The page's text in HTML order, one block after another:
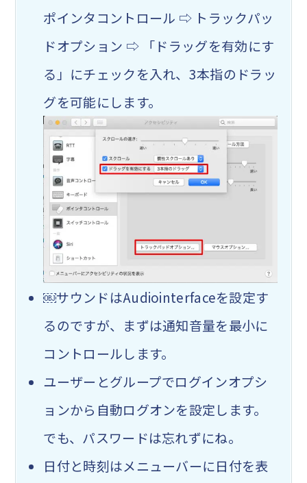
ポインタコントロール ⇨ トラックパッ
ドオプション ⇨ 「ドラッグを有効にす
る」にチェックを入れ、3本指のドラッ
グを可能にします。
￼サウンドはAudiointerfaceを設定す
るのですが、まずは通知音量を最小に
コントロールします。
ユーザーとグループでログインオプシ
ョンから自動ログオンを設定します。
でも、 パスワードは忘れずにね。
日付と時刻はメニューバーに日付を表